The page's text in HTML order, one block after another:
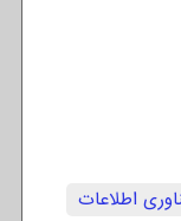
اطلاعات